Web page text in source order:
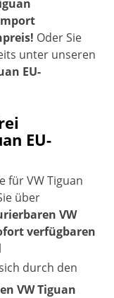
Oder Sie
unter unseren
EU-
EU-
für VW Tiguan
über
VW
verfügbaren
durch den
VW Tiguan